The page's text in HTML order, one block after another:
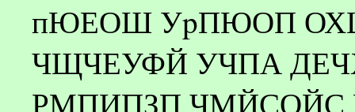
пЮЕОШ УpПЮОП
ЧЩЧЕУФЙ УЧПА
РМПИПЗП ЧМЙСОЙС